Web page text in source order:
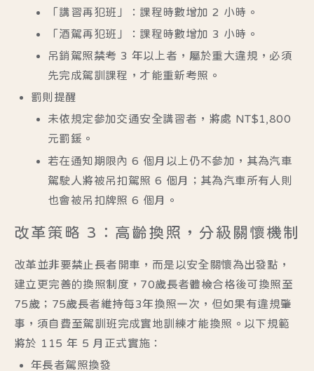
「講習再犯班」：課程時數增加 2 小時。
「酒駕再犯班」：課程時數增加 3 小時。
吊銷駕照禁考 3 年以上者，屬於重大違規，必須
先完成駕訓課程，才能重新考照。
罰則提醒
未依規定參加交通安全講習者，將處 NT$1,800
元罰鍰。
若在通知期限內 6 個月以上仍不參加，其為汽車
駕駛人將被吊扣駕照 6 個月；其為汽車所有人則
也會被吊扣牌照 6 個月。
改革策略 3：高齡換照，分級關懷機制
改革並非要禁止長者開車，而是以安全關懷為出發點，
建立更完善的換照制度，70歲長者體檢合格後可換照至
75歲； 75歲長者維持每3年換照一次，但如果有違規肇
事，須自費至駕訓班完成實地訓練才能換照。以下規範
將於 115 年 5 月 正式實施：
年長者駕照換發